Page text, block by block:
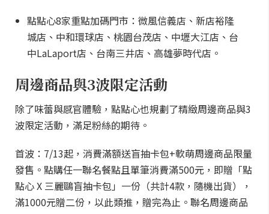
點點心8家重點加碼門市：微風信義店、新店裕隆
城店、中和環球店、桃園台茂店、中壢大江店、台
中LaLaport店、台南三井店、高雄夢時代店。
周邊商品與3波限定活動
除了味蕾與感官體驗，點點心也規劃了精緻周邊商品與3
波限定活動，滿足粉絲的期待。
首波：7/13起，消費滿額送盲抽卡包+軟萌周邊商品限量
發售。點購任一聯名餐點且單筆消費滿500元，即贈「點
點心 X 三麗鷗盲抽卡包」一份（共計4款，隨機出貨），
滿1000元贈二份，以此類推，贈完為止。聯名周邊商品